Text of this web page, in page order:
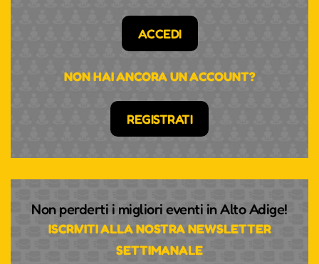
ACCEDI
NON HAI ANCORA UN ACCOUNT?
REGISTRATI
Non perderti i migliori eventi in Alto Adige!
ISCRIVITI ALLA NOSTRA NEWSLETTER
SETTIMANALE